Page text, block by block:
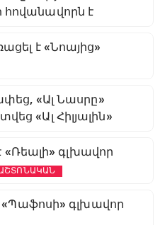
հովանավորն է
է «Նոայից»
«Ալ Նասրը»
«Ալ Հիլյալին»
«Ռեալի» գլխավոր
«Պաֆոսի» գլխավոր